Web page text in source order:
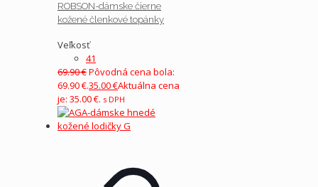
ROBSON-dámske čierne
kožené členkové topánky
Veľkosť
41
69.90€Pôvodná cena bola:
69.90 €.35.00€Aktuálna cena
je: 35.00 €. s DPH